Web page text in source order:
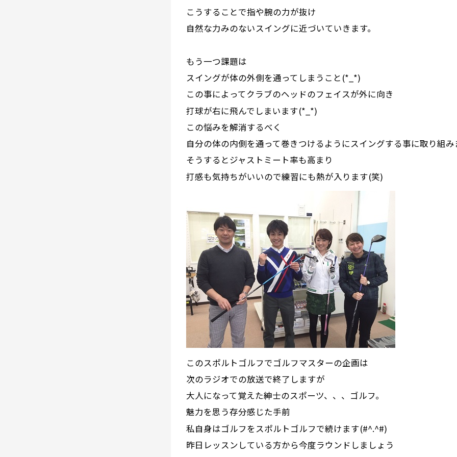
こうすることで指や腕の力が抜け
自然な力みのないスイングに近づいていきます。
もう一つ課題は
スイングが体の外側を通ってしまうこと(*_*)
この事によってクラブのヘッドのフェイスが外に向き
打球が右に飛んでしまいます(*_*)
この悩みを解消するべく
自分の体の内側を通って巻きつけるようにスイングする事に取り組
そうするとジャストミート率も高まり
打感も気持ちがいいので練習にも熱が入ります(笑)
このスポルトゴルフでゴルフマスターの企画は
次のラジオでの放送で終了しますが
大人になって覚えた紳士のスポーツ、、、ゴルフ。
魅力を思う存分感じた手前
私自身はゴルフをスポルトゴルフで続けます(#^.^#)
昨日レッスンしている方から今度ラウンドしましょう